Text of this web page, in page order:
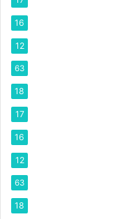
16
12
63
18
17
16
12
63
18